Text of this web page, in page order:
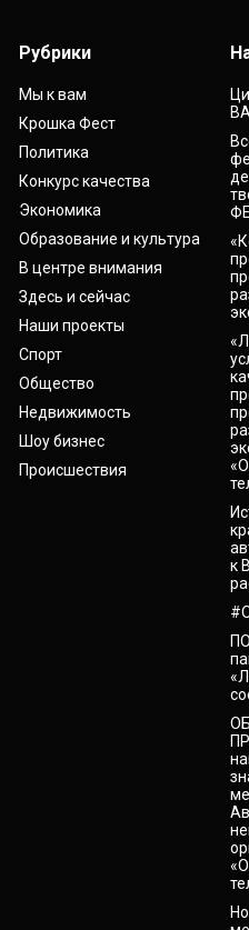
Рубрики
Мы к вам
Крошка Фест
Политика
Конкурс качества
Экономика
Образование и культура
В центре внимания
Здесь и сейчас
Наши проекты
Спорт
Общество
Недвижимость
Шоу бизнес
Происшествия
к